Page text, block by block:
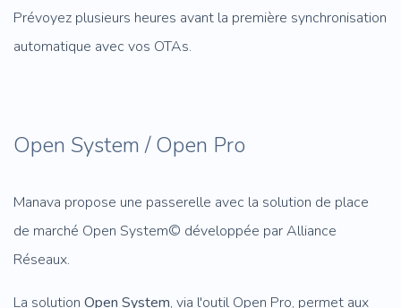
Prévoyez plusieurs heures avant la première synchronisation
automatique avec vos OTAs.
Open System / Open Pro
Manava propose une passerelle avec la solution de place
de marché Open System© développée par Alliance
Réseaux.
La solution Open System, via l'outil Open Pro, permet aux